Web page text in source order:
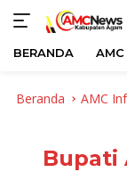
BERANDA
Beranda AMC
Bupati